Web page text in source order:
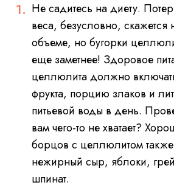
Не садитесь на диету.
веса, безусловно, скажется
объеме, но бугорки
еще заметнее! Здоровое
целлюлита должно
фрукта, порцию злаков и
питьевой воды в день.
вам чего-то не хватает?
борцов с целлюлитом
нежирный сыр, яблоки,
шпинат.